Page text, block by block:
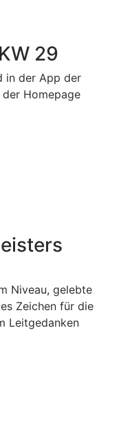
29
in der App der
Homepage
Niveau, gelebte
Zeichen für die
Leitgedanken